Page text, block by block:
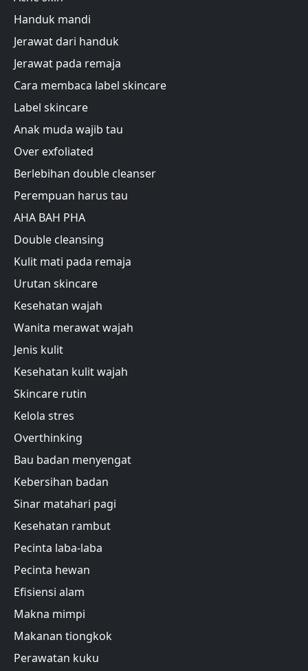
Handuk mandi
Jerawat dari handuk
Jerawat pada remaja
Cara membaca label skincare
Label skincare
Anak muda wajib tau
Over exfoliated
Berlebihan double cleanser
Perempuan harus tau
AHA BAH PHA
Double cleansing
Kulit mati pada remaja
Urutan skincare
Kesehatan wajah
Wanita merawat wajah
Jenis kulit
Kesehatan kulit wajah
Skincare rutin
Kelola stres
Overthinking
Bau badan menyengat
Kebersihan badan
Sinar matahari pagi
Kesehatan rambut
Pecinta laba-laba
Pecinta hewan
Efisiensi alam
Makna mimpi
Makanan tiongkok
Perawatan kuku